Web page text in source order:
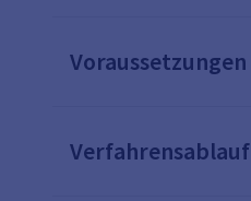
Voraussetzungen
Verfahrensablauf